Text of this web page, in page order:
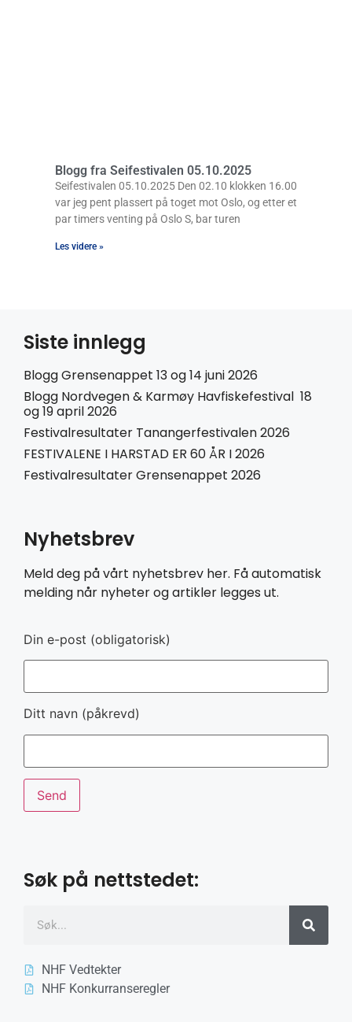
Blogg fra Seifestivalen 05.10.2025
Seifestivalen 05.10.2025 Den 02.10 klokken 16.00
var jeg pent plassert på toget mot Oslo, og etter et
par timers venting på Oslo S, bar turen
Les videre »
Siste innlegg
Blogg Grensenappet 13 og 14 juni 2026
Blogg Nordvegen & Karmøy Havfiskefestival 18
og 19 april 2026
Festivalresultater Tanangerfestivalen 2026
FESTIVALENE I HARSTAD ER 60 ÅR I 2026
Festivalresultater Grensenappet 2026
Nyhetsbrev
Meld deg på vårt nyhetsbrev her. Få automatisk
melding når nyheter og artikler legges ut.
Din e-post (obligatorisk)
Ditt navn (påkrevd)
Søk på nettstedet:
NHF Vedtekter
NHF Konkurranseregler